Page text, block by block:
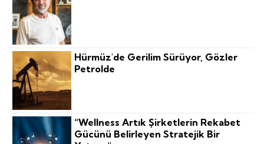
Hürmüz'de Gerilim Sürüyor, Gözler
Petrolde
“Wellness Artık Şirketlerin Rekabet
Gücünü Belirleyen Stratejik Bir